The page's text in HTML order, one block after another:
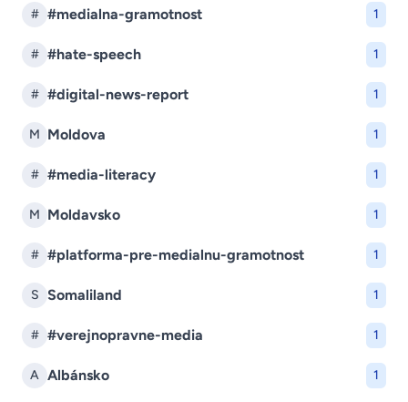
# #medialna-gramotnost 1
# #hate-speech 1
# #digital-news-report 1
M Moldova 1
# #media-literacy 1
M Moldavsko 1
# #platforma-pre-medialnu-gramotnost 1
S Somaliland 1
# #verejnopravne-media 1
A Albánsko 1